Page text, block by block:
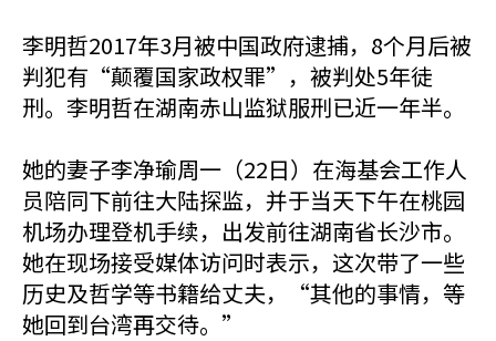
李明哲2017年3月被中国政府逮捕，8个月后被
判犯有“颠覆国家政权罪”，被判处5年徒
刑。李明哲在湖南赤山监狱服刑已近一年半。
她的妻子李净瑜周一（22日）在海基会工作人
员陪同下前往大陆探监，并于当天下午在桃园
机场办理登机手续，出发前往湖南省长沙市。
她在现场接受媒体访问时表示，这次带了一些
历史及哲学等书籍给丈夫，“其他的事情，等
她回到台湾再交待。”